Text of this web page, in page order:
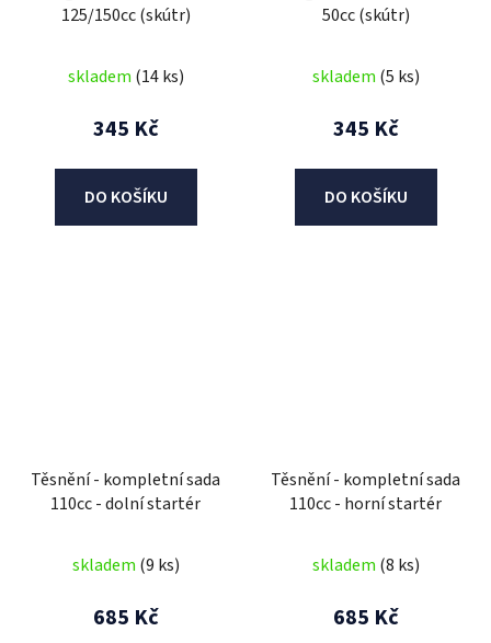
125/150cc (skútr)
skladem (14 ks)
345 Kč
DO KOŠÍKU
50cc (skútr)
skladem (5 ks)
345 Kč
DO KOŠÍKU
Těsnění - kompletní sada
110cc - dolní startér
skladem (9 ks)
685 Kč
Těsnění - kompletní sada
110cc - horní startér
skladem (8 ks)
685 Kč